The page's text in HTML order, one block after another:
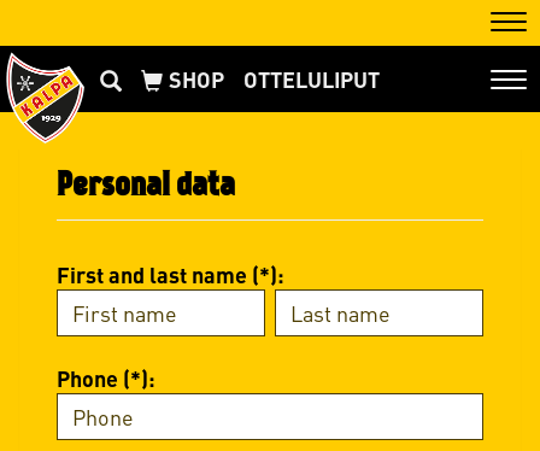
OTTELULIPUT
Personal data
First and last name (*):
Phone (*):